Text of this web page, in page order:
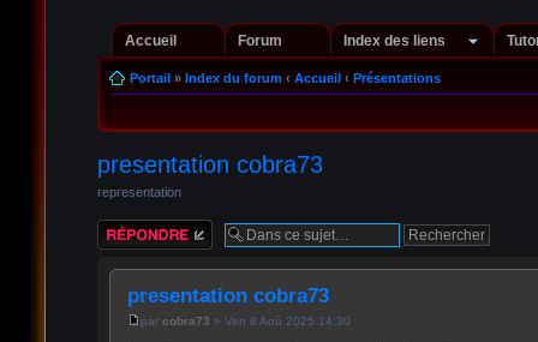
Accueil Forum Index des liens
Portail» Index du forum ‹ Accueil ‹ Présentations
presentation cobra73
representation
Répondre
presentation cobra73
par cobra73 » Ven 8 Aoû 2025 14:30